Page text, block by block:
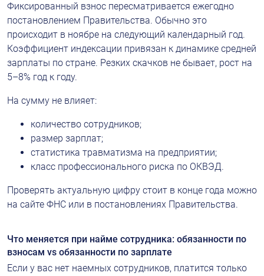
Фиксированный взнос пересматривается ежегодно
постановлением Правительства. Обычно это
происходит в ноябре на следующий календарный год.
Коэффициент индексации привязан к динамике средней
зарплаты по стране. Резких скачков не бывает, рост на
5–8% год к году.
На сумму не влияет:
количество сотрудников;
размер зарплат;
статистика травматизма на предприятии;
класс профессионального риска по ОКВЭД.
Проверять актуальную цифру стоит в конце года можно
на сайте ФНС или в постановлениях Правительства.
Что меняется при найме сотрудника: обязанности по
взносам vs обязанности по зарплате
Если у вас нет наемных сотрудников, платится только